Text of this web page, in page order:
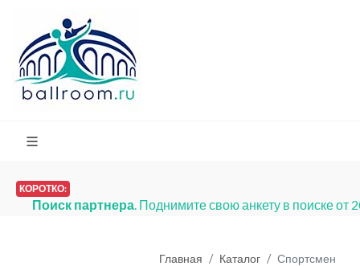
КОРОТКО:
Поиск партнера. Поднимите свою анкету в поиске от
Главная Каталог Спортсмен